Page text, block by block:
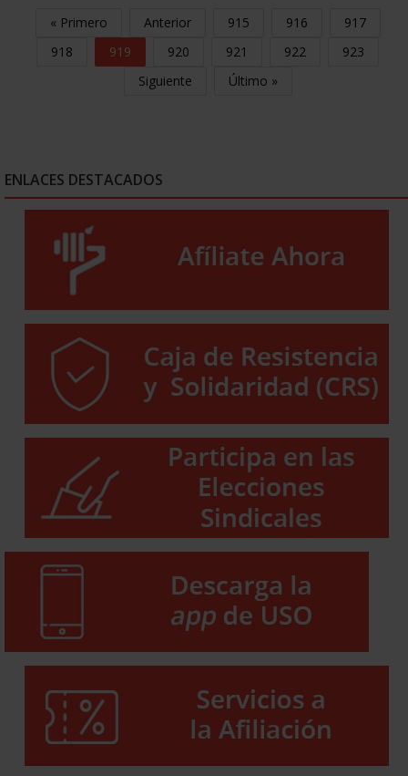
« Primero Anterior 915 916
917
918
919 920 921 922
923
Siguiente
Último »
ENLACES DESTACADOS